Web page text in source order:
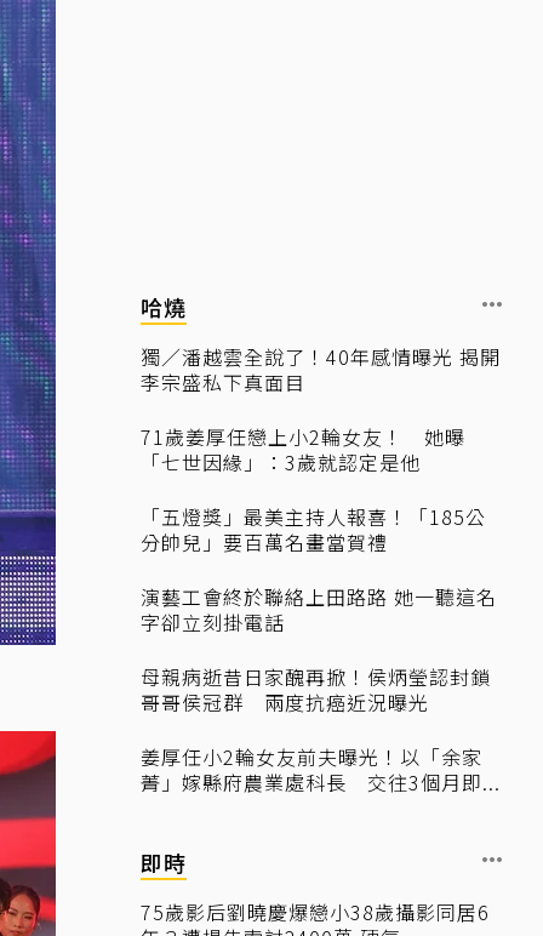
哈燒
獨／潘越雲全說了！40年感情曝光 揭開
李宗盛私下真面目
71歲姜厚任戀上小2輪女友！ 她曝
「七世因緣」：3歲就認定是他
「五燈獎」最美主持人報喜！「185公
分帥兒」要百萬名畫當賀禮
演藝工會終於聯絡上田路路 她一聽這名
字卻立刻掛電話
母親病逝昔日家醜再掀！侯炳瑩認封鎖
哥哥侯冠群 兩度抗癌近況曝光
姜厚任小2輪女友前夫曝光！以「余家
菁」嫁縣府農業處科長 交往3個月即...
即時
75歲影后劉曉慶爆戀小38歲攝影同居6